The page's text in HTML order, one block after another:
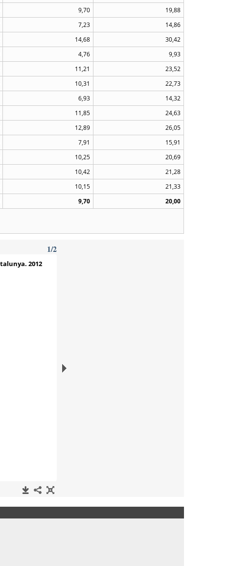
9,70
19,88
7,23
14,86
14,68
30,42
4,76
9,93
11,21
23,52
10,31
22,73
6,93
14,32
11,85
24,63
12,89
26,05
7,91
15,91
10,25
20,69
10,42
21,28
10,15
21,33
9,70
20,00